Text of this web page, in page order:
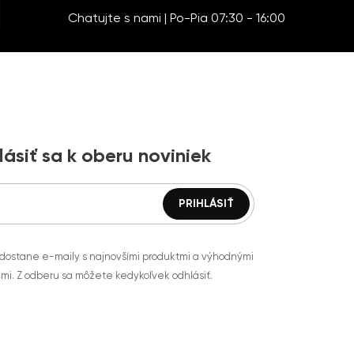
Chatujte s nami | Po-Pia 07:30 - 16:00
sa k oberu noviniek
e-maily s najnovšími produktmi a výhodnými
Z odberu sa môžete kedykoľvek odhlásiť.